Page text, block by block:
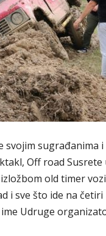
svojim sugrađanima
Off road
old timer
i sve što ide na četiri
Udruge